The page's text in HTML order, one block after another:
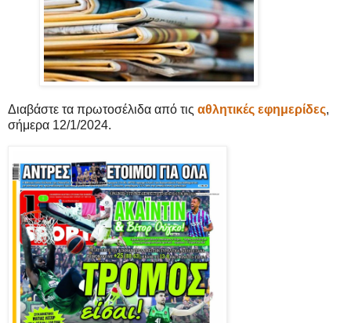
Διαβάστε τα πρωτοσέλιδα από τις αθλητικές εφημερίδες,
σήμερα 12/1/2024.